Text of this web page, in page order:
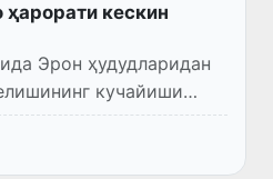
ҳарорати кескин
Эрон ҳудудларидан
кучайиши
ҳудудида иссиқ